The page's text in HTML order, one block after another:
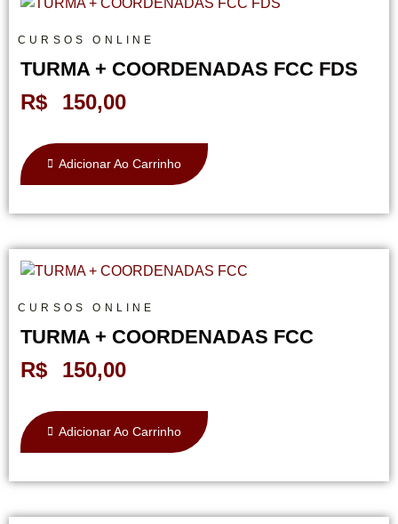
CURSOS ONLINE
TURMA + COORDENADAS FCC FDS
R$ 150,00
Adicionar Ao Carrinho
CURSOS ONLINE
TURMA + COORDENADAS FCC
R$ 150,00
Adicionar Ao Carrinho